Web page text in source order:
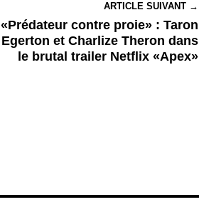
ARTICLE SUIVANT →
«Prédateur contre proie» : Taron
Egerton et Charlize Theron dans
le brutal trailer Netflix «Apex»